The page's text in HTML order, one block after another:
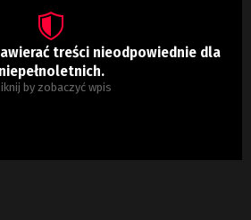
treści nieodpowiednie dla
niepełnoletnich.
by zobaczyć wpis